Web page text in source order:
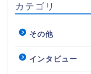
カテゴリ
その他
インタビュー